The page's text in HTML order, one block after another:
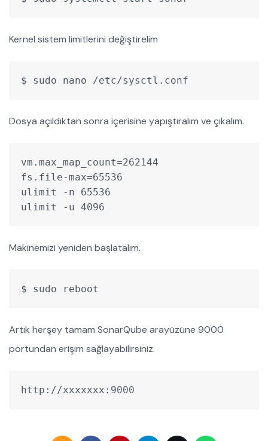
Kernel sistem limitlerini değiştirelim
$ sudo nano /etc/sysctl.conf
Dosya açıldıktan sonra içerisine yapıştıralım ve çıkalım.
vm.max_map_count=262144
fs.file-max=65536
ulimit -n 65536
ulimit -u 4096
Makinemizi yeniden başlatalım.
$ sudo reboot
Artık herşey tamam SonarQube arayüzüne 9000
portundan erişim sağlayabilirsiniz.
http://xxxxxxx:9000